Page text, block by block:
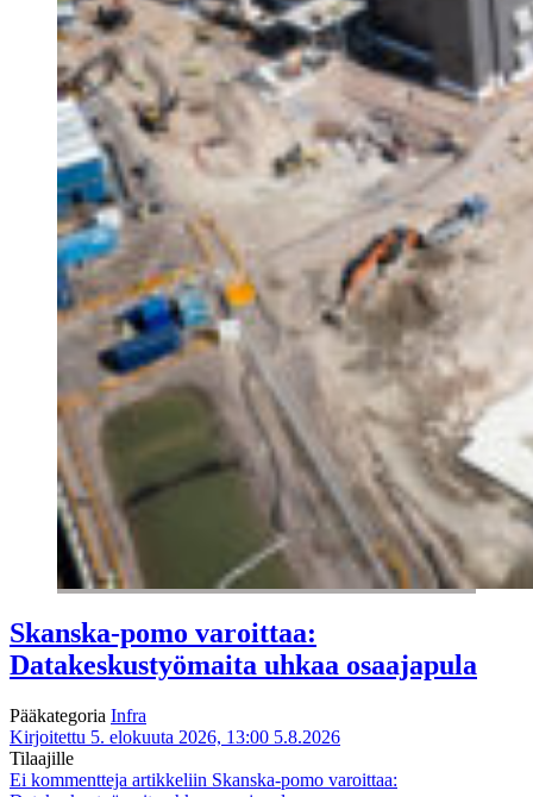
Skanska-pomo varoittaa:
Datakeskustyömaita uhkaa osaajapula
Pääkategoria Infra
Kirjoitettu 5. elokuuta 2026, 13:00 5.8.2026
Tilaajille
Ei kommentteja artikkeliin Skanska-pomo varoittaa: